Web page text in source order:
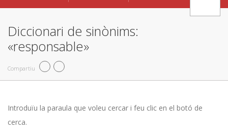
Diccionari de sinònims:
«responsable»
Compartiu
Introduïu la paraula que voleu cercar i feu clic en el botó de
cerca.